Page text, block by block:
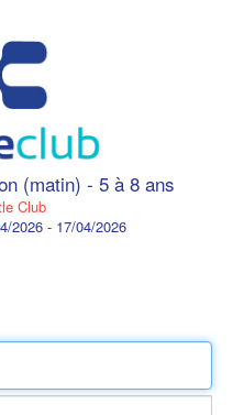
(matin) - 5 à 8 ans
Club
2026 - 17/04/2026